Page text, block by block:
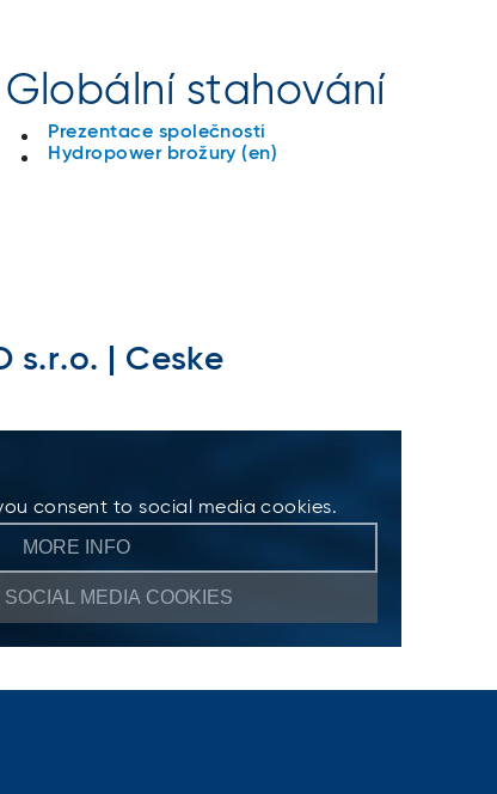
Globální stahování
Prezentace společnosti
Hydropower brožury (en)
s.r.o. | Ceske
consent to social media cookies.
MORE INFO
MEDIA COOKIES